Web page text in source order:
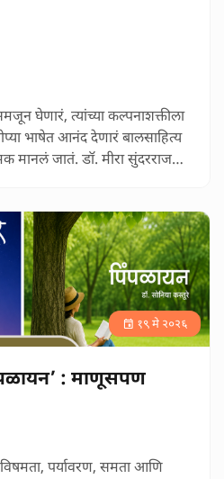
घेणारं, त्यांच्या कल्पनाशक्तीला
भाषेत आनंद देणारं बालसाहित्य
मानलं जातं. डॉ. मीरा सुंदरराज
सुंदर चित्रण यांचा वेध घेण्यात आला
‘मळा…
: माणूसपण
१९ मे २०२६
विषमता, पर्यावरण, समता आणि